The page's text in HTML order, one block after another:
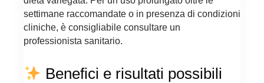
settimane raccomandate o in presenza di condizioni
cliniche, è consigliabile consultare un
professionista sanitario.
Benefici e risultati possibili